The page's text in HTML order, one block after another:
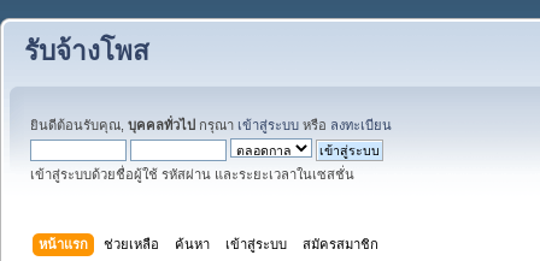
รับจ้างโพส
ยินดีต้อนรับคุณ, บุคคลทั่วไป กรุณา เข้าสู่ระบบ หรือ ลงทะเบียน
เข้าสู่ระบบด้วยชื่อผู้ใช้ รหัสผ่าน และระยะเวลาในเซสชั่น
หน้าแรก ช่วยเหลือ ค้นหา เข้าสู่ระบบ สมัครสมาชิก